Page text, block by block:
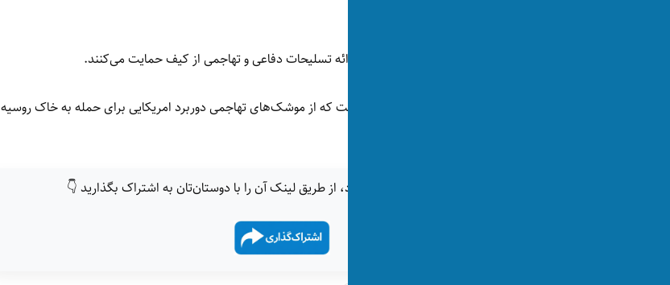
از جانب دیگر، امریکا و کشورهای عضو ناتو با ارائه تسلیحات دفاعی و تهاجمی از کیف حمایت می‌کنند.
ایالات متحده به تازگی به اوکراین اجازه داده است که از موشک‌های تهاجمی دوربرد امریکایی برای حمله به خاک روسیه
اگر این خبر برای شما جالب بود، از طریق لینک آن را با دوستان‌تان به اشتراک بگذارید 👇